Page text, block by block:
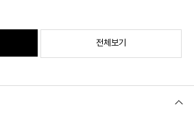
전체보기